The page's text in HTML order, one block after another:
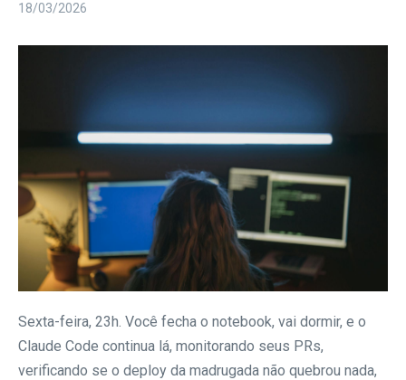
18/03/2026
Sexta-feira, 23h. Você fecha o notebook, vai dormir, e o
Claude Code continua lá, monitorando seus PRs,
verificando se o deploy da madrugada não quebrou nada,